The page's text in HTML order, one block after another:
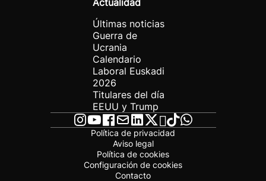
Actualidad
Últimas noticias
Guerra de
Ucrania
Calendario
Laboral Euskadi
2026
Titulares del día
EEUU y Trump
Política de privacidad
Aviso legal
Política de cookies
Configuración de cookies
Contacto